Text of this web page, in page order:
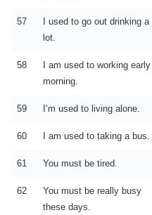
57
I used to go out drinking a
lot.
58
I am used to working early
morning.
59 I‘m used to living alone.
60 I am used to taking a bus.
61 You must be tired.
62
You must be really busy
these days.